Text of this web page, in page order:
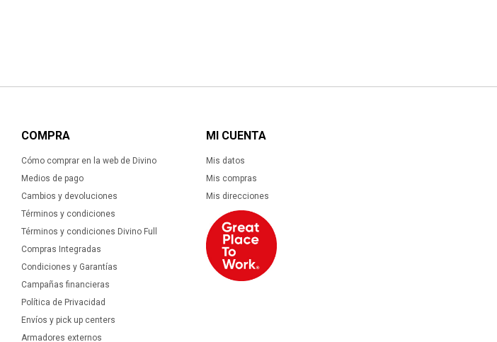
COMPRA
Cómo comprar en la web de Divino
Medios de pago
Cambios y devoluciones
Términos y condiciones
Términos y condiciones Divino Full
Compras Integradas
Condiciones y Garantías
Campañas financieras
Política de Privacidad
Envíos y pick up centers
Armadores externos
MI CUENTA
Mis datos
Mis compras
Mis direcciones